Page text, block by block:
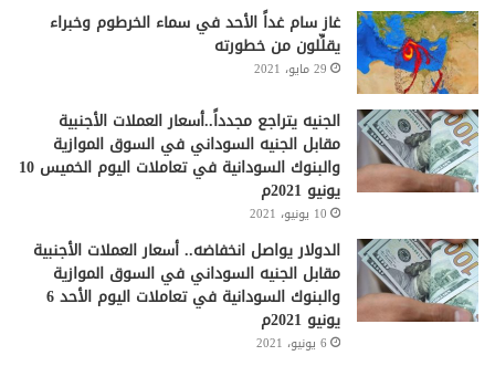
غاز سام غداً الأحد في سماء الخرطوم وخبراء
يقلِّلون من خطورته
29 مايو، 2021
الجنيه يتراجع مجدداً..أسعار العملات الأجنبية
مقابل الجنيه السوداني في السوق الموازية
والبنوك السودانية في تعاملات اليوم الخميس 10
يونيو 2021م
10 يونيو، 2021
الدولار يواصل انخفاضه.. أسعار العملات الأجنبية
مقابل الجنيه السوداني في السوق الموازية
والبنوك السودانية في تعاملات اليوم الأحد 6
يونيو 2021م
6 يونيو، 2021